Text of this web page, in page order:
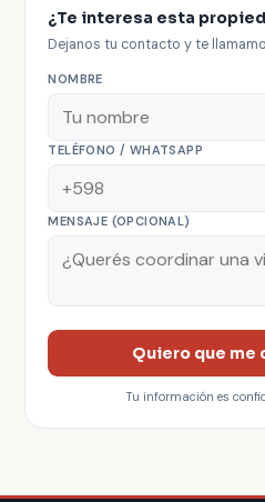
¿Te interesa esta
Dejanos tu contacto y te
NOMBRE
TELÉFONO / WHATSAPP
MENSAJE (OPCIONAL)
Quiero que me
Tu información es